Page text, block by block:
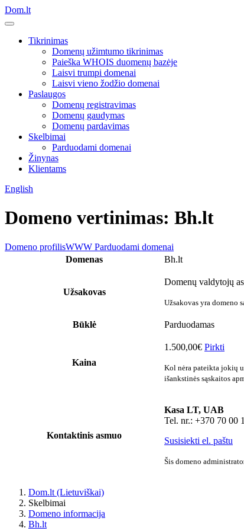
Dom.lt
Tikrinimas
Domenų užimtumo tikrinimas
Paieška WHOIS duomenų bazėje
Laisvi trumpi domenai
Laisvi vieno žodžio domenai
Paslaugos
Domenų registravimas
Domenų gaudymas
Domenų pardavimas
Skelbimai
Parduodami domenai
Žinynas
Klientams
English
Domeno vertinimas: Bh.lt
Domeno profilisWWW Parduodami domenai
Domenas
Bh.lt
Užsakovas
Domenų valdytojų
Užsakovas yra domeno
Būklė Parduodamas
Kaina
1.500,00€ Pirkti
Kol nėra pateikta jokių
išankstinės sąskaitos
Kontaktinis asmuo
Kasa LT, UAB
Tel. nr.: +370 70 00
Susisiekti el. paštu
Šis domeno
Dom.lt (Lietuviškai)
Skelbimai
Domeno informacija
Bh.lt